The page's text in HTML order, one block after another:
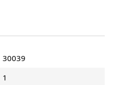
30039
1